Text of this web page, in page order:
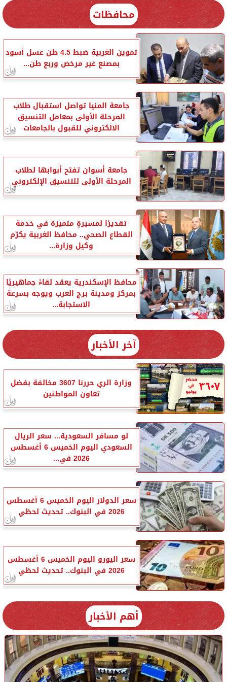
محافظات
تموين الغربية ضبط 4.5 طن عسل أسود
بمصنع غير مرخص وربع طن...
جامعة المنيا تواصل استقبال طلاب
المرحلة الأولى بمعامل التنسيق
الالكتروني للقبول بالجامعات
جامعة أسوان تفتح أبوابها لطلاب
المرحلة الأولى للتنسيق الإلكتروني
تقديرًا لمسيرةٍ متميزة في خدمة
القطاع الصحي.. محافظ الغربية يكرّم
وكيل وزارة...
محافظ الإسكندرية يعقد لقاءً جماهيريًا
بمركز ومدينة برج العرب ويوجه بسرعة
الاستجابة...
آخر الأخبار
وزارة الري حررنا 3607 مخالفة بفضل
تعاون المواطنين
لو مسافر السعودية... سعر الريال
السعودي اليوم الخميس 6 أغسطس
2026 في...
سعر الدولار اليوم الخميس 6 أغسطس
2026 في البنوك.. تحديث لحظي
سعر اليورو اليوم الخميس 6 أغسطس
2026 في البنوك.. تحديث لحظي
أهم الأخبار